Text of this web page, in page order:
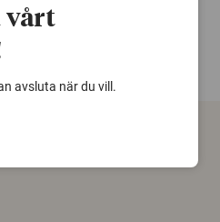
vid Göteborgs universitet,
vårt
avsluta när du vill.